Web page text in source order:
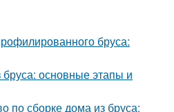
бруса:
основные этапы и
по сборке дома из бруса: